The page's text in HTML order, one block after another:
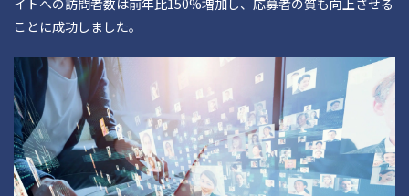
ことに成功しました。